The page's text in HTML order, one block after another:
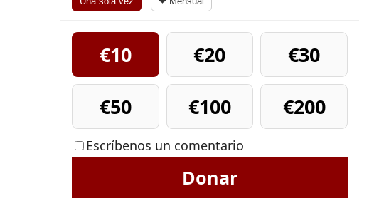
€10 €20
€30
€50
€100 €200
Escríbenos un comentario
Donar